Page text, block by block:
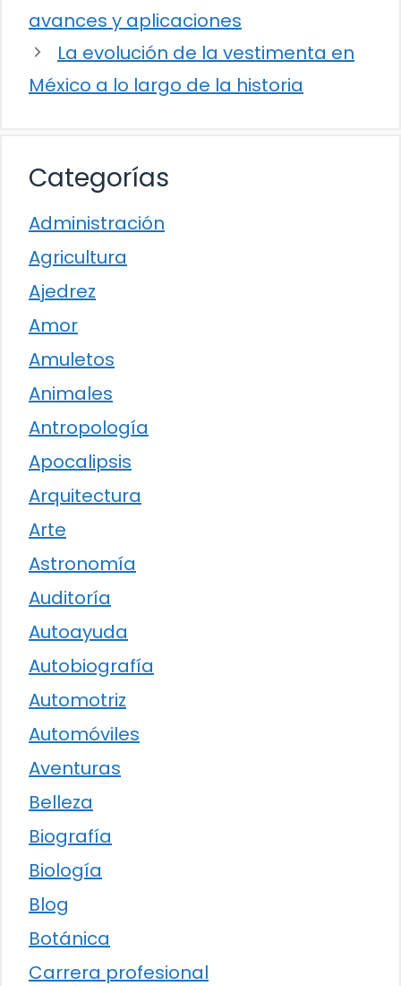
avances y aplicaciones
La evolución de la vestimenta en
México a lo largo de la historia
Categorías
Administración
Agricultura
Ajedrez
Amor
Amuletos
Animales
Antropología
Apocalipsis
Arquitectura
Arte
Astronomía
Auditoría
Autoayuda
Autobiografía
Automotriz
Automóviles
Aventuras
Belleza
Biografía
Biología
Blog
Botánica
Carrera profesional